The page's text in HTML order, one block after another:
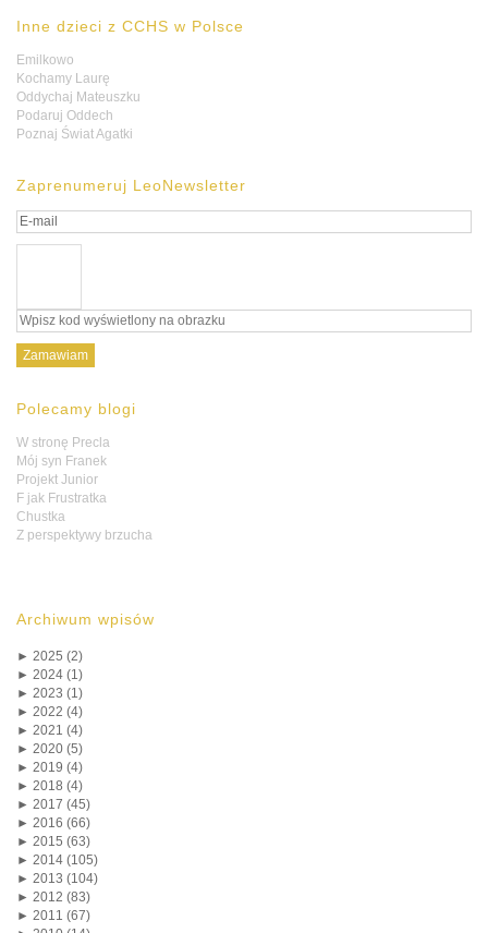
Inne dzieci z CCHS w Polsce
Emilkowo
Kochamy Laurę
Oddychaj Mateuszku
Podaruj Oddech
Poznaj Świat Agatki
Zaprenumeruj LeoNewsletter
Polecamy blogi
W stronę Precla
Mój syn Franek
Projekt Junior
F jak Frustratka
Chustka
Z perspektywy brzucha
Archiwum wpisów
► 2025 (2)
► 2024 (1)
► 2023 (1)
► 2022 (4)
► 2021 (4)
► 2020 (5)
► 2019 (4)
► 2018 (4)
► 2017 (45)
► 2016 (66)
► 2015 (63)
► 2014 (105)
► 2013 (104)
► 2012 (83)
► 2011 (67)